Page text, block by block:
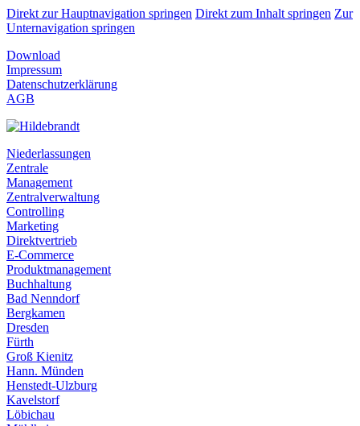
Direkt zur Hauptnavigation springen Direkt zum Inhalt springen Zur
Unternavigation springen
Download
Impressum
Datenschutzerklärung
AGB
Niederlassungen
Zentrale
Management
Zentralverwaltung
Controlling
Marketing
Direktvertrieb
E-Commerce
Produktmanagement
Buchhaltung
Bad Nenndorf
Bergkamen
Dresden
Fürth
Groß Kienitz
Hann. Münden
Henstedt-Ulzburg
Kavelstorf
Löbichau